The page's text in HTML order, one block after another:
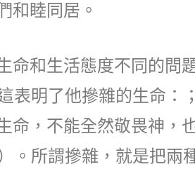
和睦同居。
命和生活態度不同的問
表明了他摻雜的生命：
命，不能全然敬畏神，
。所謂摻雜，就是把兩